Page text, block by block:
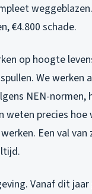
€4.800 schade.
op hoogte
We werken
NEN-normen,
weten precies hoe
Een val
Vanaf dit